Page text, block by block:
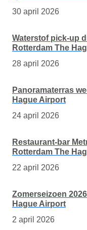
30 april 2026
Waterstof pick-up
Rotterdam The
28 april 2026
Panoramaterras
Hague Airport
24 april 2026
Restaurant-bar
Rotterdam The
22 april 2026
Zomerseizoen
Hague Airport
2 april 2026